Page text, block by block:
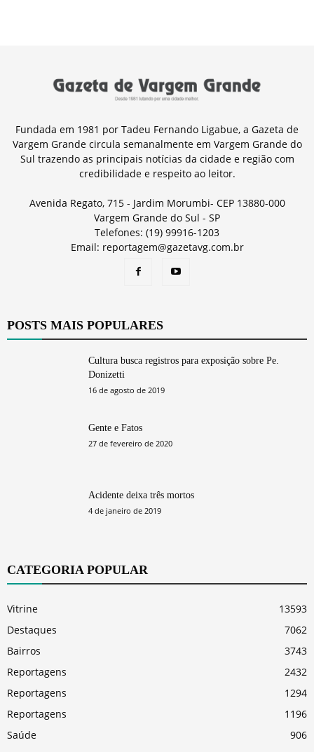
Fundada em 1981 por Tadeu Fernando Ligabue, a Gazeta de
Vargem Grande circula semanalmente em Vargem Grande do
Sul trazendo as principais notícias da cidade e região com
credibilidade e respeito ao leitor.
Avenida Regato, 715 - Jardim Morumbi- CEP 13880-000
Vargem Grande do Sul - SP
Telefones: (19) 99916-1203
Email: reportagem@gazetavg.com.br
POSTS MAIS POPULARES
Cultura busca registros para exposição sobre Pe.
Donizetti
16 de agosto de 2019
Gente e Fatos
27 de fevereiro de 2020
Acidente deixa três mortos
4 de janeiro de 2019
CATEGORIA POPULAR
Vitrine
13593
Destaques
7062
Bairros
3743
Reportagens
2432
Reportagens
1294
Reportagens
1196
Saúde
906